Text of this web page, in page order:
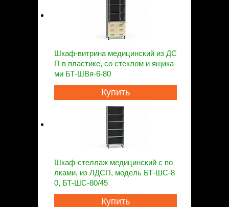
Шкаф-витрина медицинский из ДС
П в пластике, со стеклом и ящика
ми БТ-ШВя-6-80
Купить
Шкаф-стеллаж медицинский с по
лками, из ЛДСП, модель БТ-ШС-8
0, БТ-ШC-80/45
Купить